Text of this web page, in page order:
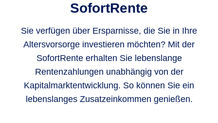
SofortRente
Sie verfügen über Ersparnisse, die Sie in Ihre
Altersvorsorge investieren möchten? Mit der
SofortRente erhalten Sie lebenslange
Rentenzahlungen unabhängig von der
Kapitalmarktentwicklung. So können Sie ein
lebenslanges Zusatzeinkommen genießen.